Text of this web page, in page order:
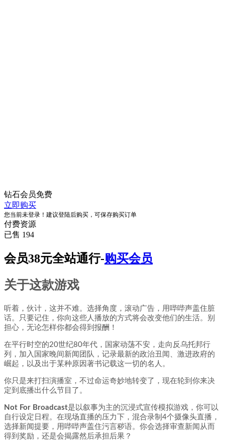
钻石会员免费
立即购买
您当前未登录！建议登陆后购买，可保存购买订单
付费资源
已售 194
会员38元全站通行-购买会员
关于这款游戏
听着，伙计，这并不难。选择角度，滚动广告，用哔哔声盖住脏
话。只要记住，你向这些人播放的方式将会改变他们的生活。别
担心，无论怎样你都会得到报酬！
在平行时空的20世纪80年代，国家动荡不安，走向反乌托邦行
列，加入国家晚间新闻团队，记录最新的政治丑闻、激进政府的
崛起，以及出于某种原因著书记载这一切的名人。
你只是来打扫演播室，不过命运奇妙地转变了，现在轮到你来决
定到底播出什么节目了。
Not For Broadcast是以叙事为主的沉浸式宣传模拟游戏，你可以
自行设定日程。在现场直播的压力下，混合录制4个摄像头直播，
选择新闻提要，用哔哔声盖住污言秽语。你会选择审查新闻从而
得到奖励，还是会揭露然后承担后果？